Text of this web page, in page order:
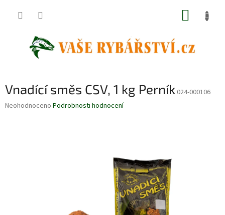
Vnadící směs CSV, 1 kg Perník 024-000106
Průměrné
Neohodnoceno Podrobnosti hodnocení